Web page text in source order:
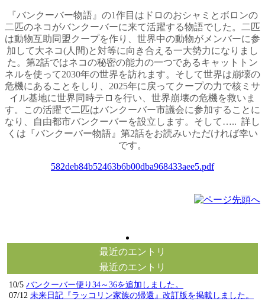
『バンクーバー物語』の1作目はドロのおシャミとボロンの
二匹のネコがバンクーバーに来て活躍する物語でした。二匹
は動物互助同盟クープを作り、世界中の動物がメンバーに参
加して大ネコ(人間)と対等に向き合える一大勢力になりまし
た。第2話ではネコの秘密の能力の一つであるキャットトン
ネルを使って2030年の世界を訪れます。そして世界は崩壊の
危機にあることをしり、2025年に戻ってクープの力で核ミサ
イル基地に世界同時テロを行い、世界崩壊の危機を救いま
す。この活躍で二匹はバンクーバー市議会に参加することに
なり、自由都市バンクーバーを設立します。そして….. 詳し
くは『バンクーバー物語』第2話をお読みいただければ幸い
です。
582deb84b52463b6b00dba968433aee5.pdf
最近のエントリ
最近のエントリ
10/5 バンクーバー便り34～36を追加しました。
07/12 未来日記『ラッコリン家族の帰還』改訂版を掲載しました。